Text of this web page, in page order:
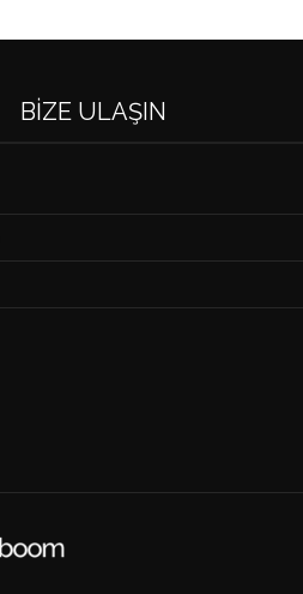
BIZE ULAŞIN